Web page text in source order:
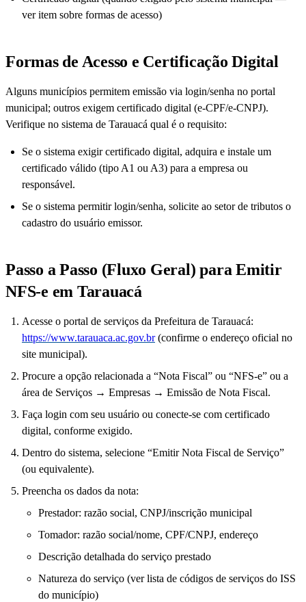
ver item sobre formas de acesso)
Formas de Acesso e Certificação Digital
Alguns municípios permitem emissão via login/senha no portal
municipal; outros exigem certificado digital (e-CPF/e-CNPJ).
Verifique no sistema de Tarauacá qual é o requisito:
Se o sistema exigir certificado digital, adquira e instale um
certificado válido (tipo A1 ou A3) para a empresa ou
responsável.
Se o sistema permitir login/senha, solicite ao setor de tributos o
cadastro do usuário emissor.
Passo a Passo (Fluxo Geral) para Emitir
NFS-e em Tarauacá
Acesse o portal de serviços da Prefeitura de Tarauacá:
https://www.tarauaca.ac.gov.br(confirme o endereço oficial no
site municipal).
Procure a opção relacionada a “Nota Fiscal” ou “NFS-e” ou a
área de Serviços → Empresas → Emissão de Nota Fiscal.
Faça login com seu usuário ou conecte-se com certificado
digital, conforme exigido.
Dentro do sistema, selecione “Emitir Nota Fiscal de Serviço”
(ou equivalente).
Preencha os dados da nota:
Prestador: razão social, CNPJ/inscrição municipal
Tomador: razão social/nome, CPF/CNPJ, endereço
Descrição detalhada do serviço prestado
Natureza do serviço (ver lista de códigos de serviços do ISS
do município)